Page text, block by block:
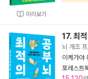
미리보기
17. 최
뇌 개조
이케가야
포레스트